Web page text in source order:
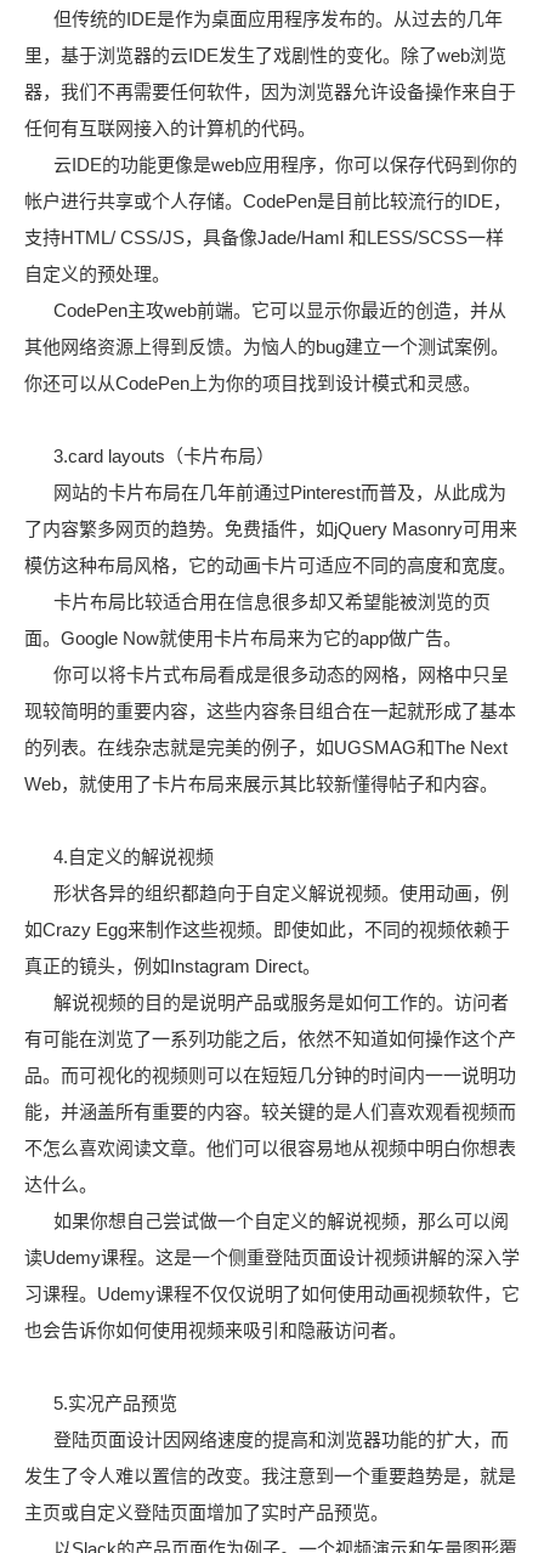
但传统的IDE是作为桌面应用程序发布的。从过去的几年
里，基于浏览器的云IDE发生了戏剧性的变化。除了web浏览
器，我们不再需要任何软件，因为浏览器允许设备操作来自于
任何有互联网接入的计算机的代码。
云IDE的功能更像是web应用程序，你可以保存代码到你的
帐户进行共享或个人存储。CodePen是目前比较流行的IDE，
支持HTML/ CSS/JS，具备像Jade/Haml 和LESS/SCSS一样
自定义的预处理。
CodePen主攻web前端。它可以显示你最近的创造，并从
其他网络资源上得到反馈。为恼人的bug建立一个测试案例。
你还可以从CodePen上为你的项目找到设计模式和灵感。
3.card layouts（卡片布局）
网站的卡片布局在几年前通过Pinterest而普及，从此成为
了内容繁多网页的趋势。免费插件，如jQuery Masonry可用来
模仿这种布局风格，它的动画卡片可适应不同的高度和宽度。
卡片布局比较适合用在信息很多却又希望能被浏览的页
面。Google Now就使用卡片布局来为它的app做广告。
你可以将卡片式布局看成是很多动态的网格，网格中只呈
现较简明的重要内容，这些内容条目组合在一起就形成了基本
的列表。在线杂志就是完美的例子，如UGSMAG和The Next
Web，就使用了卡片布局来展示其比较新懂得帖子和内容。
4.自定义的解说视频
形状各异的组织都趋向于自定义解说视频。使用动画，例
如Crazy Egg来制作这些视频。即使如此，不同的视频依赖于
真正的镜头，例如Instagram Direct。
解说视频的目的是说明产品或服务是如何工作的。访问者
有可能在浏览了一系列功能之后，依然不知道如何操作这个产
品。而可视化的视频则可以在短短几分钟的时间内一一说明功
能，并涵盖所有重要的内容。较关键的是人们喜欢观看视频而
不怎么喜欢阅读文章。他们可以很容易地从视频中明白你想表
达什么。
如果你想自己尝试做一个自定义的解说视频，那么可以阅
读Udemy课程。这是一个侧重登陆页面设计视频讲解的深入学
习课程。Udemy课程不仅仅说明了如何使用动画视频软件，它
也会告诉你如何使用视频来吸引和隐蔽访问者。
5.实况产品预览
登陆页面设计因网络速度的提高和浏览器功能的扩大，而
发生了令人难以置信的改变。我注意到一个重要趋势是，就是
主页或自定义登陆页面增加了实时产品预览。
以Slack的产品页面作为例子。一个视频演示和矢量图形覆